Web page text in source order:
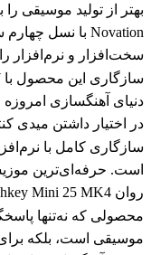
بهتر از تولید موسیقی
سخت‌افزار و نرم‌افزار
دنیای آهنگسازی
در اختیار داشتن میدی
سازگاری کامل با
است. حرفه‌ای‌ترین
محصولی که نه‌تنها
موسیقی است، بلکه